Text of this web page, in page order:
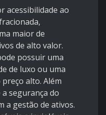
acessibilidade ao
maior de
de alto valor.
possuir uma
de luxo ou uma
alto. Além
segurança do
a gestão de ativos.